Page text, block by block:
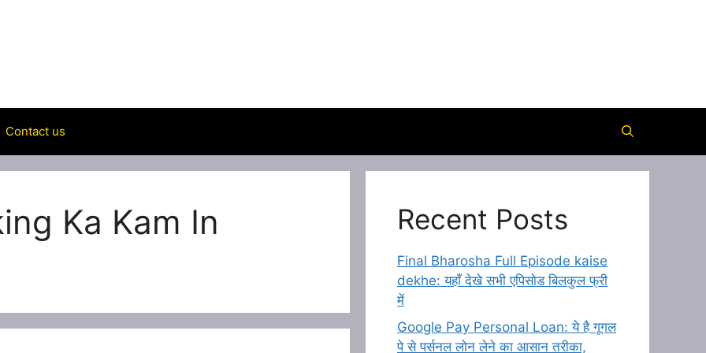
Contact us
Ka Kam In
Recent Posts
Final Bharosha Full Episode kaise
dekhe: यहाँ देखे सभी एपिसोड बिलकुल फ्री
में
Google Pay Personal Loan: ये है गूगल
पे से पर्सनल लोन लेने का आसान तरीका,